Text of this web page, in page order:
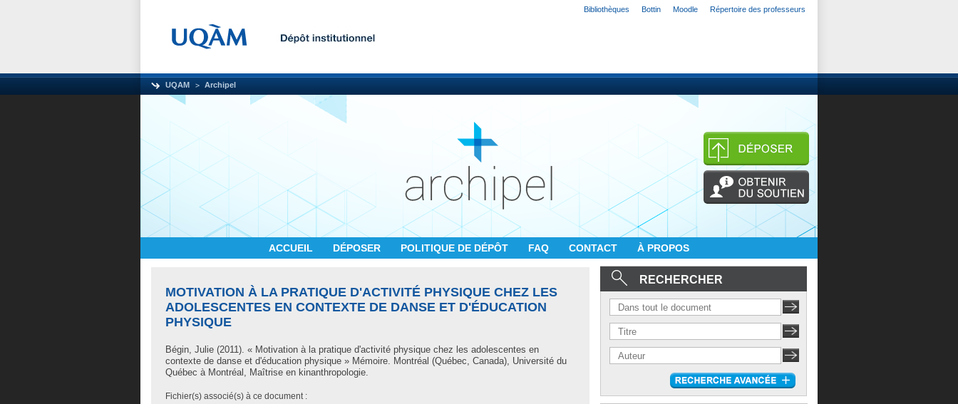
Bibliothèques Bottin Moodle Répertoire des professeurs
UQAM Archipel
ACCUEIL DÉPOSER POLITIQUE DE DÉPÔT FAQ CONTACT À PROPOS
MOTIVATION À LA PRATIQUE D'ACTIVITÉ PHYSIQUE CHEZ LES
ADOLESCENTES EN CONTEXTE DE DANSE ET D'ÉDUCATION
PHYSIQUE
Bégin, Julie (2011). « Motivation à la pratique d'activité physique chez les adolescentes en
contexte de danse et d'éducation physique » Mémoire. Montréal (Québec, Canada), Université du
Québec à Montréal, Maîtrise en kinanthropologie.
Fichier(s) associé(s) à ce document :
RECHERCHER